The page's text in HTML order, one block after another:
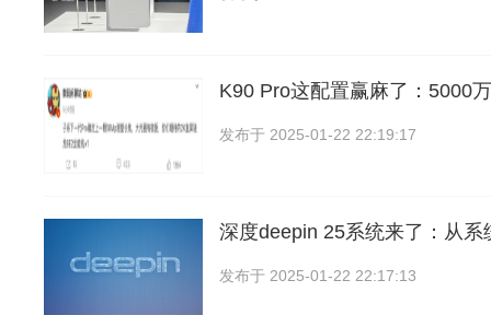
K90 Pro这配置赢麻了：5000
发布于 2025-01-22 22:19:17
深度deepin 25系统来了：从系
发布于 2025-01-22 22:17:13